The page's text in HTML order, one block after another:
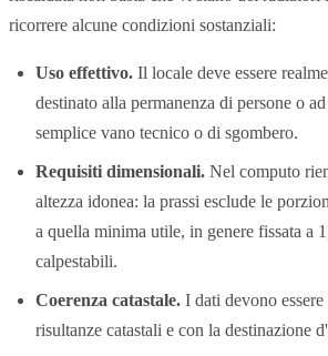
ricorrere alcune condizioni sostanziali:
Uso effettivo. Il locale deve essere
destinato alla permanenza di persone o
semplice vano tecnico o di sgombero.
Requisiti dimensionali. Nel computo
altezza idonea: la prassi esclude le
a quella minima utile, in genere fissata a
calpestabili.
Coerenza catastale. I dati devono
risultanze catastali e con la destinazione